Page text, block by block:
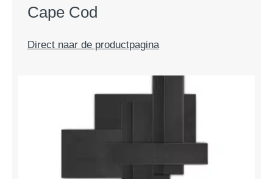
Cape Cod
Direct naar de productpagina